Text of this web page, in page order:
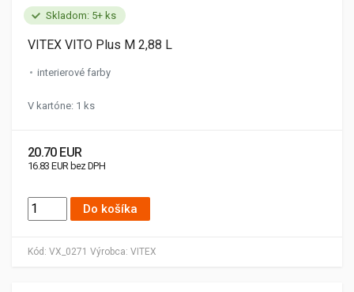
Skladom: 5+ ks
Kód: VX_0271 Výrobca: VITEX
VITEX VITO Plus M 2,88 L
interierové farby
V kartóne: 1 ks
20.70 EUR
16.83 EUR bez DPH
Do košíka